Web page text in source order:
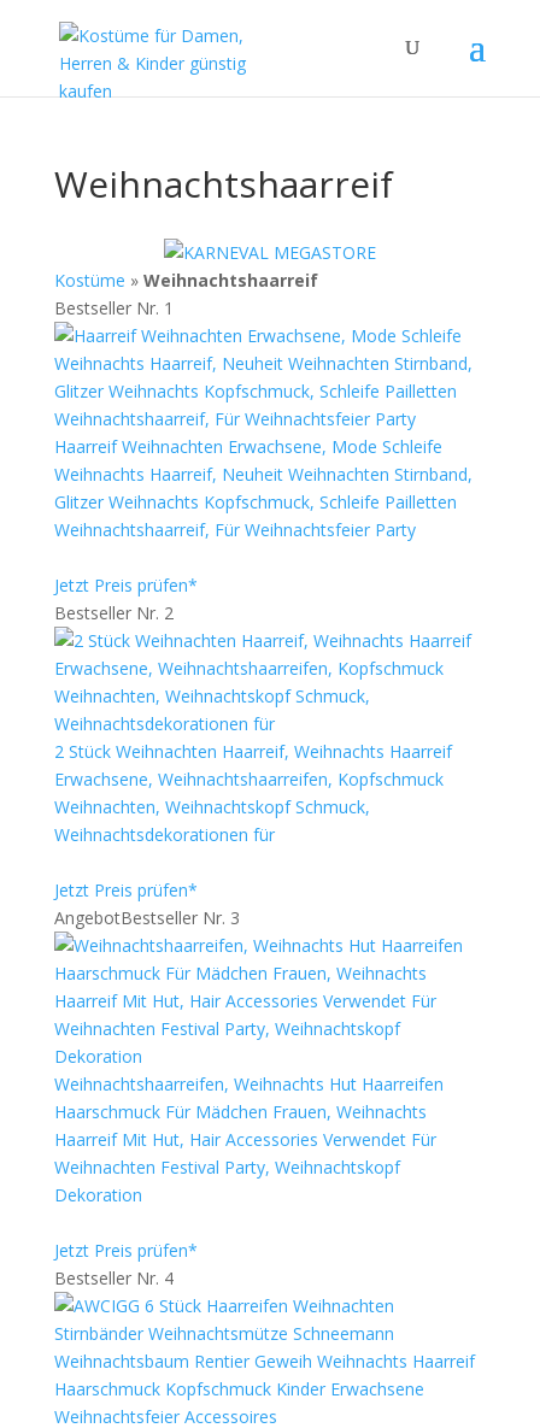
Weihnachtshaarreif
Kostüme » Weihnachtshaarreif
Bestseller Nr. 1
Haarreif Weihnachten Erwachsene, Mode Schleife
Weihnachts Haarreif, Neuheit Weihnachten Stirnband,
Glitzer Weihnachts Kopfschmuck, Schleife Pailletten
Weihnachtshaarreif, Für Weihnachtsfeier Party
Jetzt Preis prüfen*
Bestseller Nr. 2
2 Stück Weihnachten Haarreif, Weihnachts Haarreif
Erwachsene, Weihnachtshaarreifen, Kopfschmuck
Weihnachten, Weihnachtskopf Schmuck,
Weihnachtsdekorationen für
Jetzt Preis prüfen*
AngebotBestseller Nr. 3
Weihnachtshaarreifen, Weihnachts Hut Haarreifen
Haarschmuck Für Mädchen Frauen, Weihnachts
Haarreif Mit Hut, Hair Accessories Verwendet Für
Weihnachten Festival Party, Weihnachtskopf
Dekoration
Jetzt Preis prüfen*
Bestseller Nr. 4